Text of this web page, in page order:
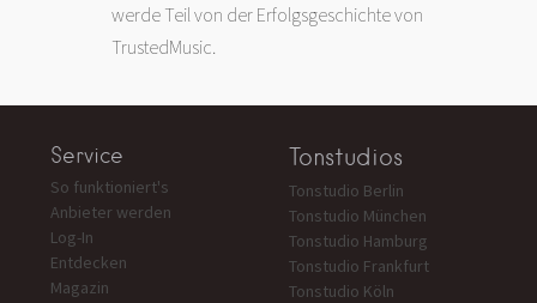
werde Teil von der Erfolgsgeschichte von
TrustedMusic.
Service
So funktioniert's
Anbieter werden
Log-In
Entdecken
Magazin
Tonstudios
Tonstudio Berlin
Tonstudio München
Tonstudio Hamburg
Tonstudio Frankfurt
Tonstudio Köln